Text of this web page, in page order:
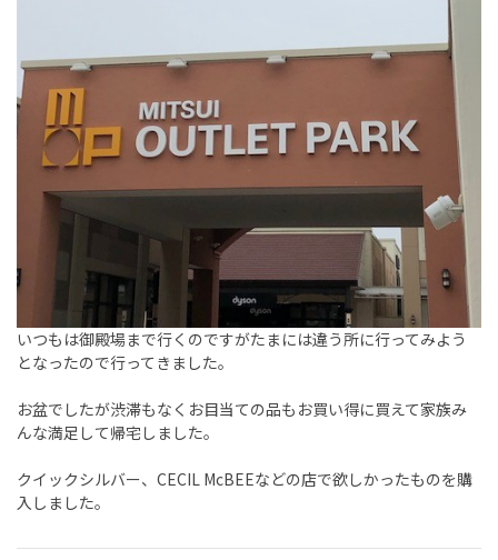
いつもは御殿場まで行くのですがたまには違う所に行ってみよう
となったので行ってきました。
お盆でしたが渋滞もなくお目当ての品もお買い得に買えて家族み
んな満足して帰宅しました。
クイックシルバー、CECIL McBEEなどの店で欲しかったものを購
入しました。